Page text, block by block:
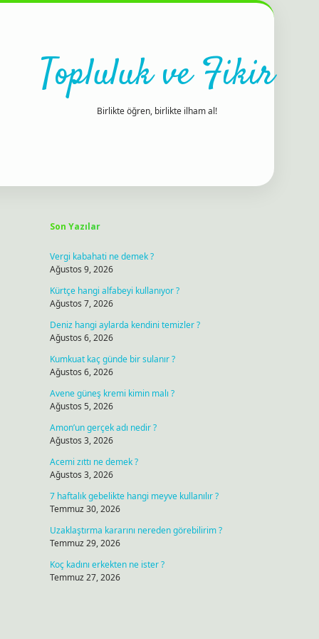
Topluluk ve Fikir
Birlikte öğren, birlikte ilham al!
Son Yazılar
Vergi kabahati ne demek ?
Ağustos 9, 2026
Kürtçe hangi alfabeyi kullanıyor ?
Ağustos 7, 2026
Deniz hangi aylarda kendini temizler ?
Ağustos 6, 2026
Kumkuat kaç günde bir sulanır ?
Ağustos 6, 2026
Avene güneş kremi kimin malı ?
Ağustos 5, 2026
Amon’un gerçek adı nedir ?
Ağustos 3, 2026
Acemi zıttı ne demek ?
Ağustos 3, 2026
7 haftalık gebelikte hangi meyve kullanılır ?
Temmuz 30, 2026
Uzaklaştırma kararını nereden görebilirim ?
Temmuz 29, 2026
Koç kadını erkekten ne ister ?
Temmuz 27, 2026